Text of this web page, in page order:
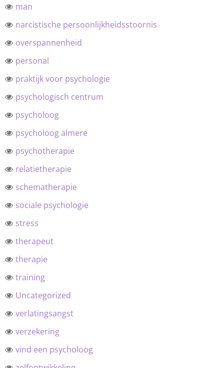
man
narcistische persoonlijkheidsstoornis
overspannenheid
personal
praktijk voor psychologie
psychologisch centrum
psycholoog
psycholoog almere
psychotherapie
relatietherapie
schematherapie
sociale psychologie
stress
therapeut
therapie
training
Uncategorized
verlatingsangst
verzekering
vind een psycholoog